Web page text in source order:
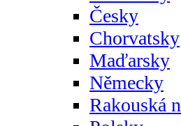
Česky
Chorvatsky
Maďarsky
Německy
Rakouská